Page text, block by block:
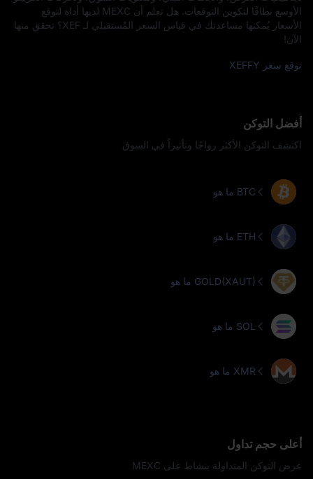
الأوسع نطاقًا لتكوين التوقعات. هل تعلم أن MEXC لديها أداة لتوقع
الأسعار يُمكنها مساعدتك في قياس السعر المُستقبلي لـ XEF؟ تحقق منها
الآن!
توقع سعر XEFFY
أفضل التوكن
اكتشف التوكن الأكثر رواجًا وتأثيراً في السوق
ما هو BTC
ما هو ETH
ما هو GOLD(XAUT)
ما هو SOL
ما هو XMR
أعلى حجم تداول
عرض التوكن المتداولة بنشاط على MEXC